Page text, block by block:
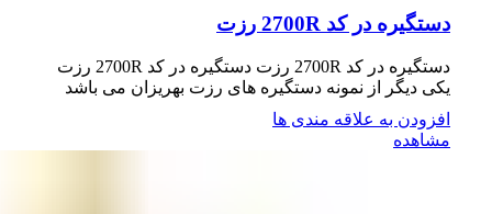
دستگیره در کد 2700R رزت
دستگیره در کد 2700R رزت دستگیره در کد 2700R رزت
یکی دیگر از نمونه دستگیره های رزت بهریزان می باشد
افزودن به علاقه مندی ها
مشاهده